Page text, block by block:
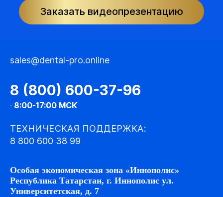
Заказать видеопрезентацию
sales@dental-pro.online
8 (800) 600-37-96
· 8:00-17:00 МСК
ТЕХНИЧЕСКАЯ ПОДДЕРЖКА:
8 800 600 38 99
Особая экономическая зона «Иннополис»
Республика Татарстан, г. Иннополис ул.
Университетская, д. 7